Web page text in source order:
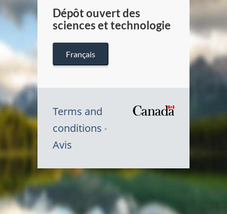
Dépôt ouvert des
sciences et technologie
Français
Terms and
conditions
Avis
Symbole
du